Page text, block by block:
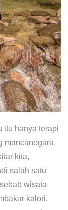
itu hanya terapi
mancanegara,
kita,
salah satu
wisata
kalori,